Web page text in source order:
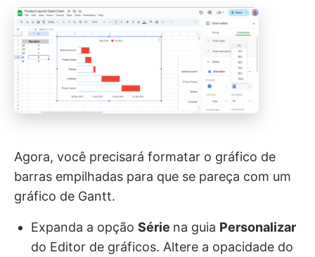
Agora, você precisará formatar o gráfico de
barras empilhadas para que se pareça com um
gráfico de Gantt.
Expanda a opção Série na guia Personalizar
do Editor de gráficos. Altere a opacidade do